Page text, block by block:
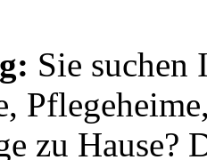
Sie suchen
zu Hause?